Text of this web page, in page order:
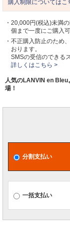
購入制限についてはこ
・20,000円(税込)未満
個まで一度にご購入可
・不正購入防止のため
おります。
SMSの受信のできる
詳しくはこちら >
人気のLANVIN en Bleu
場！
分割支払い
一括支払い